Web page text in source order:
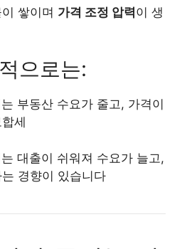
쌓이며 가격 조정 압력이 생
으로는:
부동산 수요가 줄고, 가격이
세
대출이 쉬워져 수요가 늘고,
경향이 있습니다